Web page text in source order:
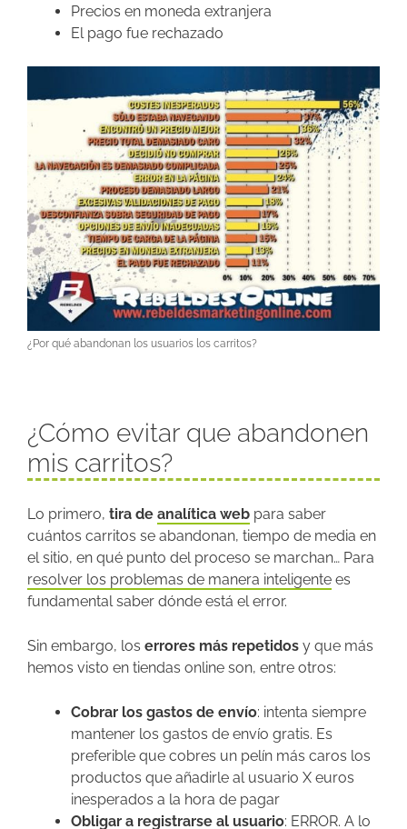
Precios en moneda extranjera
El pago fue rechazado
¿Por qué abandonan los usuarios los carritos?
¿Cómo evitar que abandonen
mis carritos?
Lo primero, tira de analítica web para saber
cuántos carritos se abandonan, tiempo de media en
el sitio, en qué punto del proceso se marchan… Para
resolver los problemas de manera inteligente es
fundamental saber dónde está el error.
Sin embargo, los errores más repetidos y que más
hemos visto en tiendas online son, entre otros:
Cobrar los gastos de envío: intenta siempre
mantener los gastos de envío gratis. Es
preferible que cobres un pelín más caros los
productos que añadirle al usuario X euros
inesperados a la hora de pagar
Obligar a registrarse al usuario: ERROR. A lo